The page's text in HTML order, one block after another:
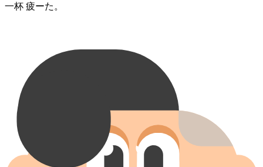
一杯 疲ーた。